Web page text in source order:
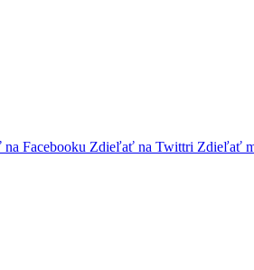
Facebooku Zdieľať na Twittri Zdieľať